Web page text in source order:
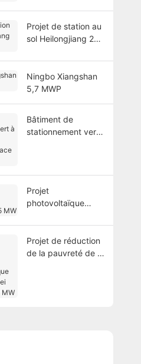
Projet de station au
sol Heilongjiang 200
Ningbo Xiangshan
5,7 MWP
Bâtiment de
stationnement vert
Projet
photovoltaïque
MW
Projet de réduction
de la pauvreté de la